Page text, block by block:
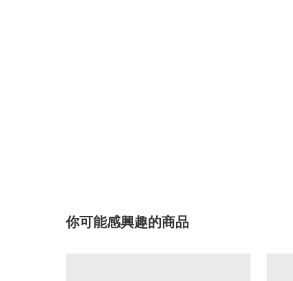
你可能感興趣的商品